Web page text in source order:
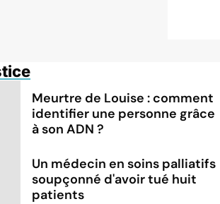
Meurtre de Louise : comment
identifier une personne grâce
à son ADN ?
Un médecin en soins palliatifs
soupçonné d'avoir tué huit
patients